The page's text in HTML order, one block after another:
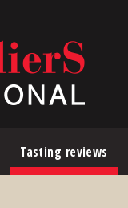
Tasting reviews